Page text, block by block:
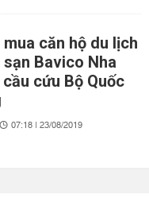
căn hộ du lịch
Bavico Nha
cứu Bộ Quốc
07:18 | 23/08/2019